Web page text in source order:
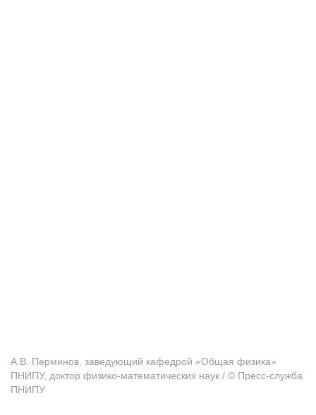
А.В. Перминов, заведующий кафедрой «Общая физика»
ПНИПУ, доктор физико-математических наук / © Пресс-служба
ПНИПУ